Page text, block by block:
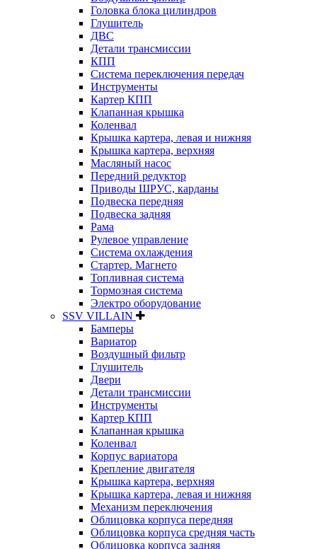
Головка блока цилиндров
Глушитель
ДВС
Детали трансмиссии
КПП
Система переключения передач
Инструменты
Картер КПП
Клапанная крышка
Коленвал
Крышка картера, левая и нижняя
Крышка картера, верхняя
Масляный насос
Передний редуктор
Приводы ШРУС, карданы
Подвеска передняя
Подвеска задняя
Рама
Рулевое управление
Система охлаждения
Стартер. Магнето
Топливная система
Тормозная система
Электро оборудование
SSV VILLAIN
Бамперы
Вариатор
Воздушный фильтр
Глушитель
Двери
Детали трансмиссии
Инструменты
Картер КПП
Клапанная крышка
Коленвал
Корпус вариатора
Крепление двигателя
Крышка картера, верхняя
Крышка картера, левая и нижняя
Механизм переключения
Облицовка корпуса передняя
Облицовка корпуса средняя часть
Облицовка корпуса задняя